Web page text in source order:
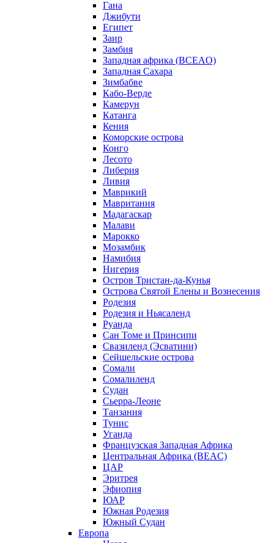
Гана
Джибути
Египет
Заир
Замбия
Западная африка (BCEAO)
Западная Сахара
Зимбабве
Кабо-Верде
Камерун
Катанга
Кения
Коморские острова
Конго
Лесото
Либерия
Ливия
Маврикий
Мавритания
Мадагаскар
Малави
Марокко
Мозамбик
Намибия
Нигерия
Остров Тристан-да-Кунья
Острова Святой Елены и Вознесения
Родезия
Родезия и Ньясаленд
Руанда
Сан Томе и Принсипи
Свазиленд (Эсватини)
Сейшельские острова
Сомали
Сомалиленд
Судан
Сьерра-Леоне
Танзания
Тунис
Уганда
Французская Западная Африка
Центральная Африка (BEAC)
ЦАР
Эритрея
Эфиопия
ЮАР
Южная Родезия
Южный Судан
Европа